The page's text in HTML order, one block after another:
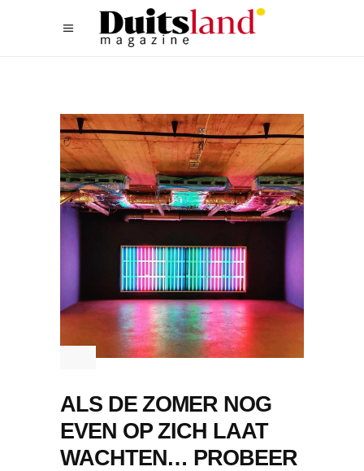
ALS DE ZOMER NOG
EVEN OP ZICH LAAT
WACHTEN… PROBEER